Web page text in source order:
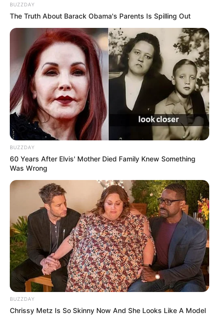
BUZZDAY
The Truth About Barack Obama's Parents Is Spilling Out
BUZZDAY
60 Years After Elvis' Mother Died Family Knew Something
Was Wrong
BUZZDAY
Chrissy Metz Is So Skinny Now And She Looks Like A Model